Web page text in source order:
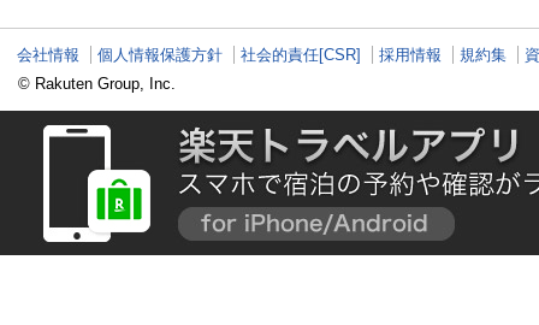
会社情報 個人情報保護方針 社会的責任[CSR] 採用情報 規約集
© Rakuten Group, Inc.